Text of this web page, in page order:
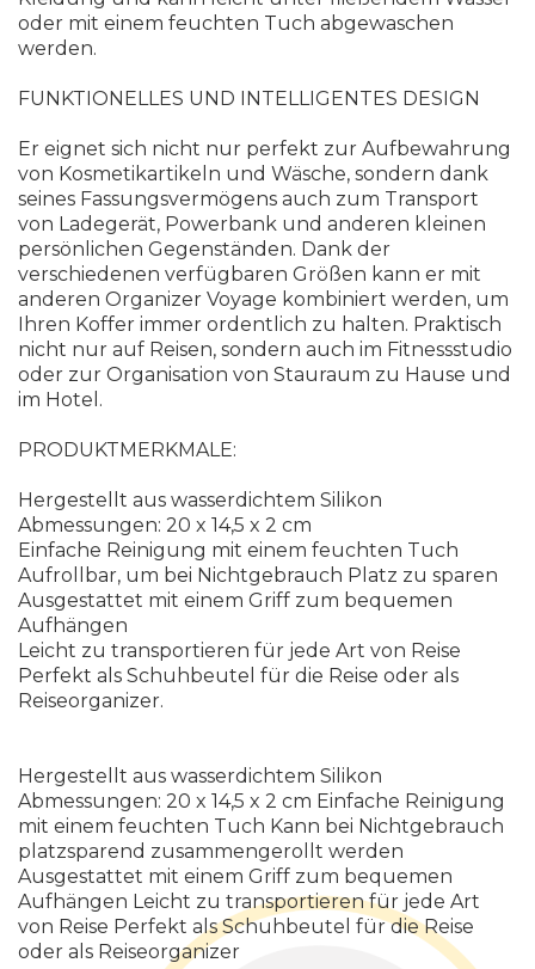
oder mit einem feuchten Tuch abgewaschen
werden.
FUNKTIONELLES UND INTELLIGENTES DESIGN
Er eignet sich nicht nur perfekt zur Aufbewahrung
von Kosmetikartikeln und Wäsche, sondern dank
seines Fassungsvermögens auch zum Transport
von Ladegerät, Powerbank und anderen kleinen
persönlichen Gegenständen. Dank der
verschiedenen verfügbaren Größen kann er mit
anderen Organizer Voyage kombiniert werden, um
Ihren Koffer immer ordentlich zu halten. Praktisch
nicht nur auf Reisen, sondern auch im Fitnessstudio
oder zur Organisation von Stauraum zu Hause und
im Hotel.
PRODUKTMERKMALE:
Hergestellt aus wasserdichtem Silikon
Abmessungen: 20 x 14,5 x 2 cm
Einfache Reinigung mit einem feuchten Tuch
Aufrollbar, um bei Nichtgebrauch Platz zu sparen
Ausgestattet mit einem Griff zum bequemen
Aufhängen
Leicht zu transportieren für jede Art von Reise
Perfekt als Schuhbeutel für die Reise oder als
Reiseorganizer.
Hergestellt aus wasserdichtem Silikon
Abmessungen: 20 x 14,5 x 2 cm Einfache Reinigung
mit einem feuchten Tuch Kann bei Nichtgebrauch
platzsparend zusammengerollt werden
Ausgestattet mit einem Griff zum bequemen
Aufhängen Leicht zu transportieren für jede Art
von Reise Perfekt als Schuhbeutel für die Reise
oder als Reiseorganizer